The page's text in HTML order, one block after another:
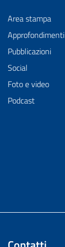
Area stampa
Approfondimenti
Pubblicazioni
Social
Foto e video
Podcast